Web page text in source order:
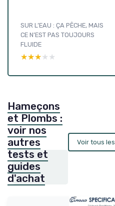
SUR L’EAU : ÇA PÊCHE, MAIS
CE N’EST PAS TOUJOURS
FLUIDE
★★★★★
★★★★★
Hameçons
et Plombs :
voir nos
autres
tests et
guides
d'achat
Voir tous